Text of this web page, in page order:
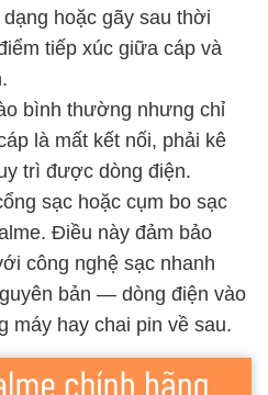
hoặc gãy sau thời
tiếp xúc giữa cáp và
bình thường nhưng chỉ
là mất kết nối, phải kê
trì được dòng điện.
sạc hoặc cụm bo sạc
Điều này đảm bảo
công nghệ sạc nhanh
bản — dòng điện vào
máy hay chai pin về sau.